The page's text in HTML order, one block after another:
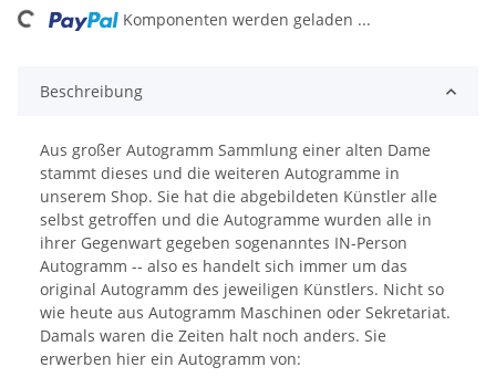
Komponenten werden geladen ...
Beschreibung
Aus großer Autogramm Sammlung einer alten Dame
stammt dieses und die weiteren Autogramme in
unserem Shop. Sie hat die abgebildeten Künstler alle
selbst getroffen und die Autogramme wurden alle in
ihrer Gegenwart gegeben sogenanntes IN-Person
Autogramm -- also es handelt sich immer um das
original Autogramm des jeweiligen Künstlers. Nicht so
wie heute aus Autogramm Maschinen oder Sekretariat.
Damals waren die Zeiten halt noch anders. Sie
erwerben hier ein Autogramm von: